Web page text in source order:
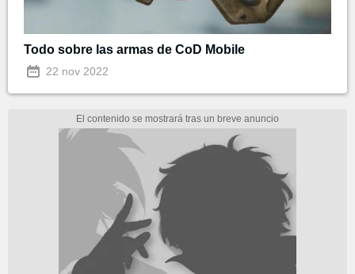
Todo sobre las armas de CoD Mobile
22 nov 2022